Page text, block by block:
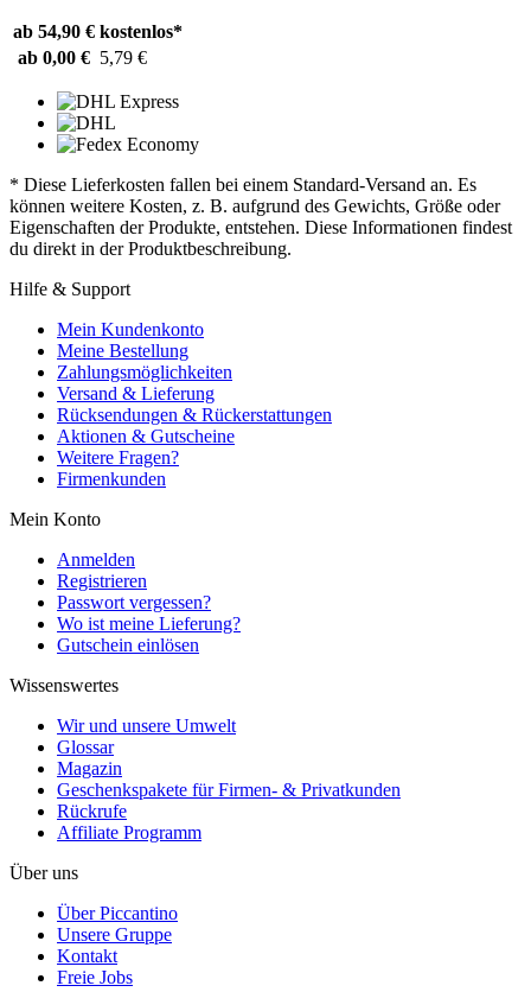
ab 54,90 € kostenlos*
ab 0,00 € 5,79 €
* Diese Lieferkosten fallen bei einem Standard-Versand an. Es
können weitere Kosten, z. B. aufgrund des Gewichts, Größe oder
Eigenschaften der Produkte, entstehen. Diese Informationen findest
du direkt in der Produktbeschreibung.
Hilfe & Support
Mein Kundenkonto
Meine Bestellung
Zahlungsmöglichkeiten
Versand & Lieferung
Rücksendungen & Rückerstattungen
Aktionen & Gutscheine
Weitere Fragen?
Firmenkunden
Mein Konto
Anmelden
Registrieren
Passwort vergessen?
Wo ist meine Lieferung?
Gutschein einlösen
Wissenswertes
Wir und unsere Umwelt
Glossar
Magazin
Geschenkspakete für Firmen- & Privatkunden
Rückrufe
Affiliate Programm
Über uns
Über Piccantino
Unsere Gruppe
Kontakt
Freie Jobs